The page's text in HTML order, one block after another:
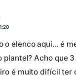
o elenco aqui… é
plantel? Acho que
é muito difícil ter